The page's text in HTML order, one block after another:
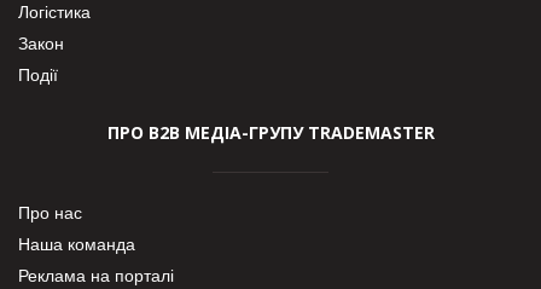
Логістика
Закон
Події
ПРО В2В МЕДІА-ГРУПУ TRADEMASTER
Про нас
Наша команда
Реклама на порталі